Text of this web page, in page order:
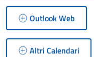
Outlook Web
Altri Calendari